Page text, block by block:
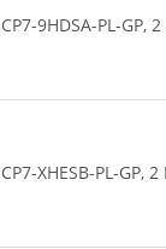
CP7-9HDSA-PL-GP, 2
CP7-XHESB-PL-GP, 2